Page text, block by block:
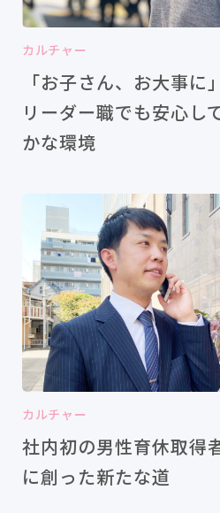
カルチャー
「お子さん、お大事に」
リーダー職でも安心し
かな環境
カルチャー
社内初の男性育休取得
に創った新たな道